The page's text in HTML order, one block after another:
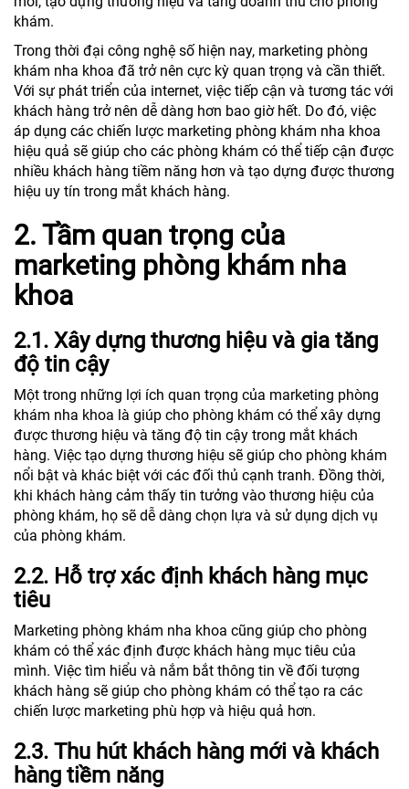
khám.
Trong thời đại công nghệ số hiện nay, marketing phòng
khám nha khoa đã trở nên cực kỳ quan trọng và cần thiết.
Với sự phát triển của internet, việc tiếp cận và tương tác với
khách hàng trở nên dễ dàng hơn bao giờ hết. Do đó, việc
áp dụng các chiến lược marketing phòng khám nha khoa
hiệu quả sẽ giúp cho các phòng khám có thể tiếp cận được
nhiều khách hàng tiềm năng hơn và tạo dựng được thương
hiệu uy tín trong mắt khách hàng.
2. Tầm quan trọng của
marketing phòng khám nha
khoa
2.1. Xây dựng thương hiệu và gia tăng
độ tin cậy
Một trong những lợi ích quan trọng của marketing phòng
khám nha khoa là giúp cho phòng khám có thể xây dựng
được thương hiệu và tăng độ tin cậy trong mắt khách
hàng. Việc tạo dựng thương hiệu sẽ giúp cho phòng khám
nổi bật và khác biệt với các đối thủ cạnh tranh. Đồng thời,
khi khách hàng cảm thấy tin tưởng vào thương hiệu của
phòng khám, họ sẽ dễ dàng chọn lựa và sử dụng dịch vụ
của phòng khám.
2.2. Hỗ trợ xác định khách hàng mục
tiêu
Marketing phòng khám nha khoa cũng giúp cho phòng
khám có thể xác định được khách hàng mục tiêu của
mình. Việc tìm hiểu và nắm bắt thông tin về đối tượng
khách hàng sẽ giúp cho phòng khám có thể tạo ra các
chiến lược marketing phù hợp và hiệu quả hơn.
2.3. Thu hút khách hàng mới và khách
hàng tiềm năng